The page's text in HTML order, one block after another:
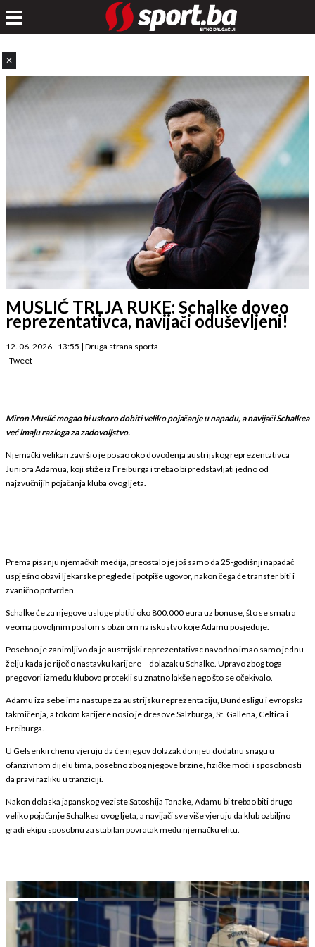
✕
MUSLIĆ TRLJA RUKE: Schalke doveo
reprezentativca, navijači oduševljeni!
12. 06. 2026 - 13:55 | Druga strana sporta
Tweet
Miron Muslić mogao bi uskoro dobiti veliko pojačanje u napadu, a navijači Schalkea
već imaju razloga za zadovoljstvo.
Njemački velikan završio je posao oko dovođenja austrijskog reprezentativca
Juniora Adamua, koji stiže iz Freiburga i trebao bi predstavljati jedno od
najzvučnijih pojačanja kluba ovog ljeta.
Prema pisanju njemačkih medija, preostalo je još samo da 25-godišnji napadač
uspješno obavi ljekarske preglede i potpiše ugovor, nakon čega će transfer biti i
zvanično potvrđen.
Schalke će za njegove usluge platiti oko 800.000 eura uz bonuse, što se smatra
veoma povoljnim poslom s obzirom na iskustvo koje Adamu posjeduje.
Posebno je zanimljivo da je austrijski reprezentativac navodno imao samo jednu
želju kada je riječ o nastavku karijere – dolazak u Schalke. Upravo zbog toga
pregovori između klubova protekli su znatno lakše nego što se očekivalo.
Adamu iza sebe ima nastupe za austrijsku reprezentaciju, Bundesligu i evropska
takmičenja, a tokom karijere nosio je dresove Salzburga, St. Gallena, Celtica i
Freiburga.
U Gelsenkirchenu vjeruju da će njegov dolazak donijeti dodatnu snagu u
ofanzivnom dijelu tima, posebno zbog njegove brzine, fizičke moći i sposobnosti
da pravi razliku u tranziciji.
Nakon dolaska japanskog veziste Satoshija Tanake, Adamu bi trebao biti drugo
veliko pojačanje Schalkea ovog ljeta, a navijači sve više vjeruju da klub ozbiljno
gradi ekipu sposobnu za stabilan povratak među njemačku elitu.